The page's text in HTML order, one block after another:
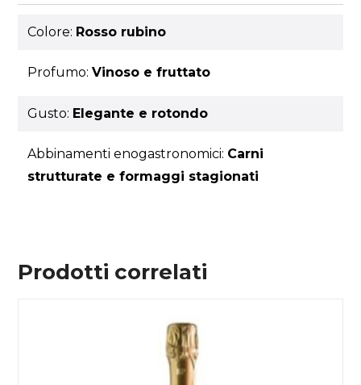
Colore: Rosso rubino
Profumo:Vinoso e fruttato
Gusto: Elegante e rotondo
Abbinamenti enogastronomici: Carni
strutturate e formaggi stagionati
Prodotti correlati